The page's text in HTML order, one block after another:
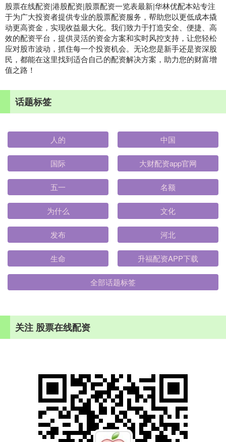
股票在线配资|港股配资|股票配资一览表最新|华林优配本站专注
于为广大投资者提供专业的股票配资服务，帮助您以更低成本撬
动更高资金，实现收益最大化。我们致力于打造安全、便捷、高
效的配资平台，提供灵活的资金方案和实时风控支持，让您轻松
应对股市波动，抓住每一个投资机会。无论您是新手还是资深股
民，都能在这里找到适合自己的配资解决方案，助力您的财富增
值之路！
话题标签
人的 中国
国际 大财配资app官网
五一 名额
为什么 文化
发布 河北
生命 升福配资APP下载
全部话题标签
关注 股票在线配资